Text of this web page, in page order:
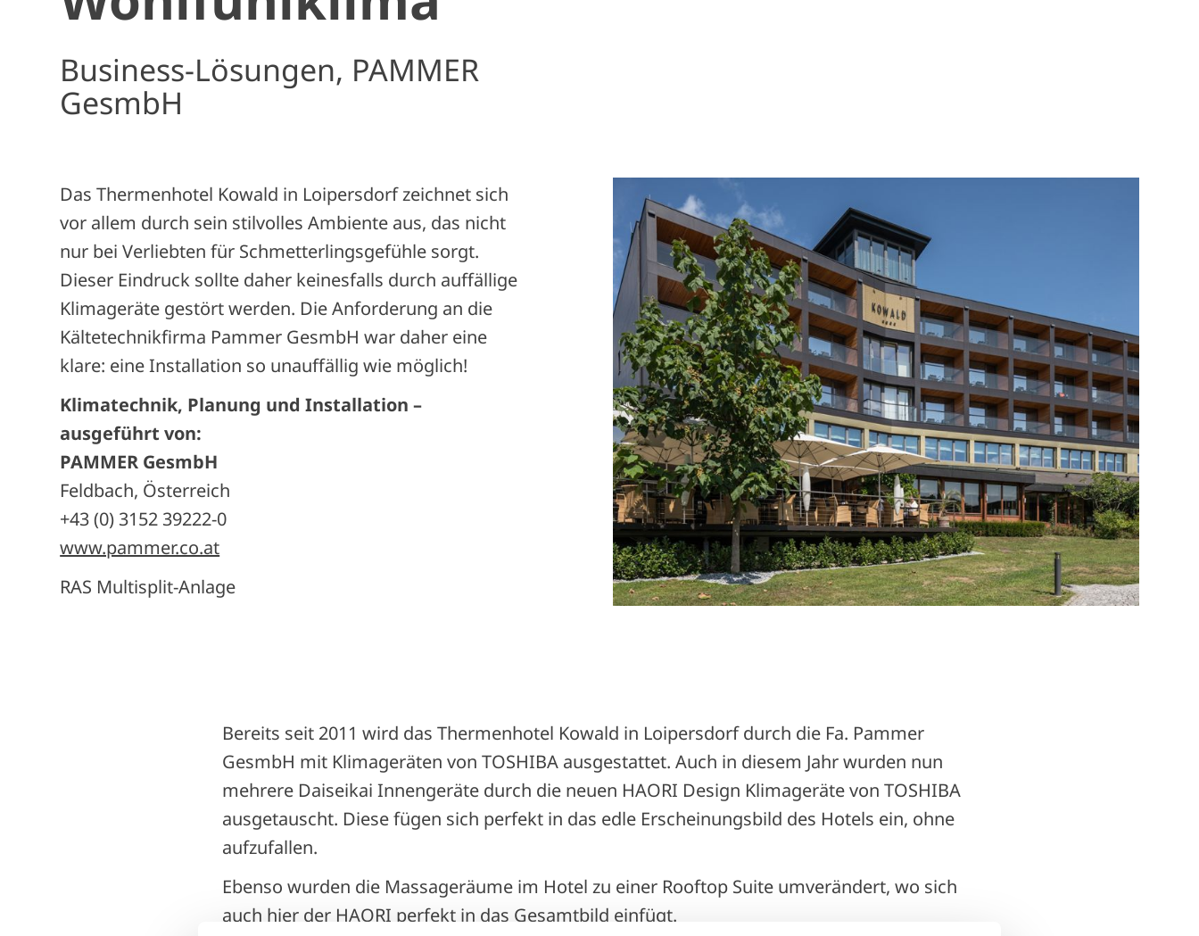
Business-Lösungen, PAMMER
GesmbH
Das Thermenhotel Kowald in Loipersdorf zeichnet sich
vor allem durch sein stilvolles Ambiente aus, das nicht
nur bei Verliebten für Schmetterlingsgefühle sorgt.
Dieser Eindruck sollte daher keinesfalls durch auffällige
Klimageräte gestört werden. Die Anforderung an die
Kältetechnikfirma Pammer GesmbH war daher eine
klare: eine Installation so unauffällig wie möglich!
Klimatechnik, Planung und Installation –
ausgeführt von:
PAMMER GesmbH
Feldbach, Österreich
+43 (0) 3152 39222-0
www.pammer.co.at
RAS Multisplit-Anlage
Bereits seit 2011 wird das Thermenhotel Kowald in Loipersdorf durch die Fa. Pammer
GesmbH mit Klimageräten von TOSHIBA ausgestattet. Auch in diesem Jahr wurden nun
mehrere Daiseikai Innengeräte durch die neuen HAORI Design Klimageräte von TOSHIBA
ausgetauscht. Diese fügen sich perfekt in das edle Erscheinungsbild des Hotels ein, ohne
aufzufallen.
Ebenso wurden die Massageräume im Hotel zu einer Rooftop Suite umverändert, wo sich
auch hier der HAORI perfekt in das Gesamtbild einfügt.